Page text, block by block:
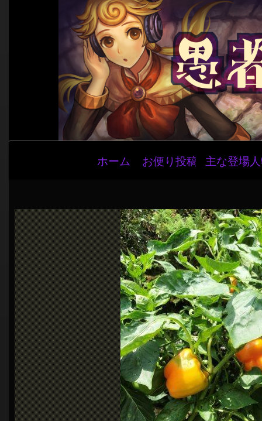
ビ
ゲ
ー
シ
ョ
ン
ホーム お便り投稿 主な登場